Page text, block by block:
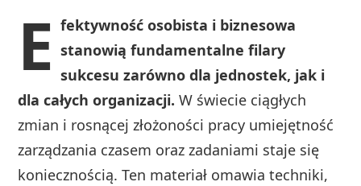
E fektywność osobista i biznesowa
stanowią fundamentalne filary
sukcesu zarówno dla jednostek, jak i
dla całych organizacji. W świecie ciągłych
zmian i rosnącej złożoności pracy umiejętność
zarządzania czasem oraz zadaniami staje się
koniecznością. Ten materiał omawia techniki,